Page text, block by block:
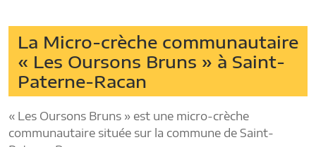
La Micro-crèche communautaire
« Les Oursons Bruns » à Saint-
Paterne-Racan
« Les Oursons Bruns » est une micro-crèche
communautaire située sur la commune de Saint-